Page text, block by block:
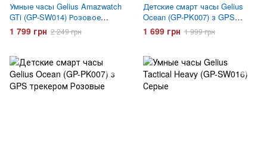
Умные часы Gelius Amazwatch
GTi (GP-SW014) Розовое
золото
1 799 грн 2 249 грн
Детские смарт часы Gelius
Ocean (GP-PK007) з GPS
трекером Черные
1 699 грн 1 999 грн